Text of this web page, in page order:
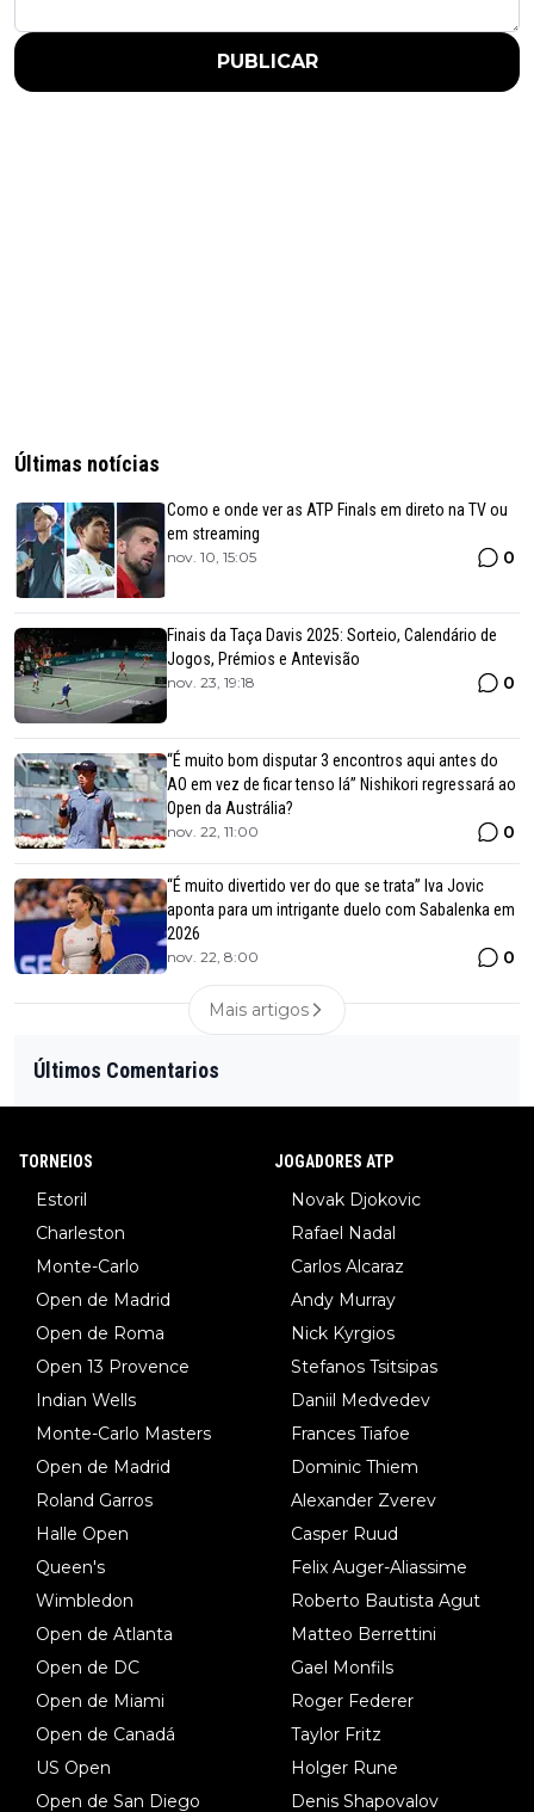
PUBLICAR
Últimas notícias
Como e onde ver as ATP Finals em direto na TV ou
em streaming
nov. 10, 15:05 0
Finais da Taça Davis 2025: Sorteio, Calendário de
Jogos, Prémios e Antevisão
nov. 23, 19:18 0
“É muito bom disputar 3 encontros aqui antes do
AO em vez de ficar tenso lá” Nishikori regressará ao
Open da Austrália?
nov. 22, 11:00 0
“É muito divertido ver do que se trata” Iva Jovic
aponta para um intrigante duelo com Sabalenka em
2026
nov. 22, 8:00 0
Mais artigos
Últimos Comentarios
TORNEIOS
Estoril
Charleston
Monte-Carlo
Open de Madrid
Open de Roma
Open 13 Provence
Indian Wells
Monte-Carlo Masters
Open de Madrid
Roland Garros
Halle Open
Queen's
Wimbledon
Open de Atlanta
Open de DC
Open de Miami
Open de Canadá
US Open
Open de San Diego
JOGADORES ATP
Novak Djokovic
Rafael Nadal
Carlos Alcaraz
Andy Murray
Nick Kyrgios
Stefanos Tsitsipas
Daniil Medvedev
Frances Tiafoe
Dominic Thiem
Alexander Zverev
Casper Ruud
Felix Auger-Aliassime
Roberto Bautista Agut
Matteo Berrettini
Gael Monfils
Roger Federer
Taylor Fritz
Holger Rune
Denis Shapovalov